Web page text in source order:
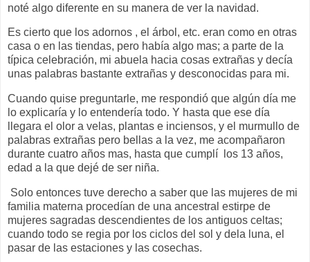
noté algo diferente en su manera de ver la navidad.
Es cierto que los adornos , el árbol, etc. eran como en otras
casa o en las tiendas, pero había algo mas; a parte de la
típica celebración, mi abuela hacia cosas extrañas y decía
unas palabras bastante extrañas y desconocidas para mi.
Cuando quise preguntarle, me respondió que algún día me
lo explicaría y lo entendería todo. Y hasta que ese día
llegara el olor a velas, plantas e inciensos, y el murmullo de
palabras extrañas pero bellas a la vez, me acompañaron
durante cuatro años mas, hasta que cumplí los 13 años,
edad a la que dejé de ser niña.
Solo entonces tuve derecho a saber que las mujeres de mi
familia materna procedían de una ancestral estirpe de
mujeres sagradas descendientes de los antiguos celtas;
cuando todo se regia por los ciclos del sol y dela luna, el
pasar de las estaciones y las cosechas.